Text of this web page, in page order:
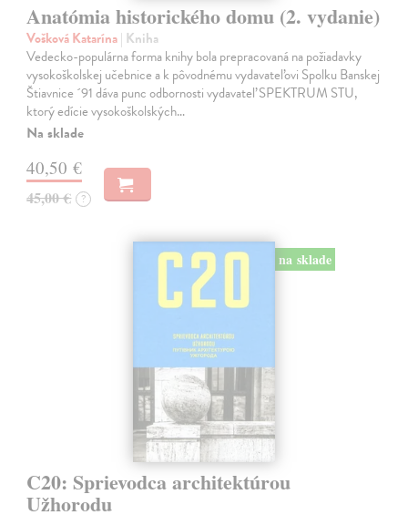
Anatómia historického domu (2. vydanie)
Vošková Katarína| Kniha
Vedecko-populárna forma knihy bola prepracovaná na požiadavky
vysokoškolskej učebnice a k pôvodnému vydavateľovi Spolku Banskej
Štiavnice ´91 dáva punc odbornosti vydavateľ SPEKTRUM STU,
ktorý edície vysokoškolských…
Na sklade
40,50 €
45,00 € ?
na sklade
C20: Sprievodca architektúrou
Užhorodu